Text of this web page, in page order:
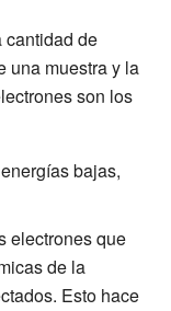
cantidad de
una muestra y la
son los
bajas,
electrones que
de la
Esto hace